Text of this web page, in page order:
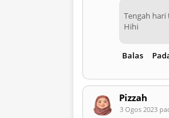
Tengah hari
Hihi
Balas
Pizzah
3 Ogos 2023